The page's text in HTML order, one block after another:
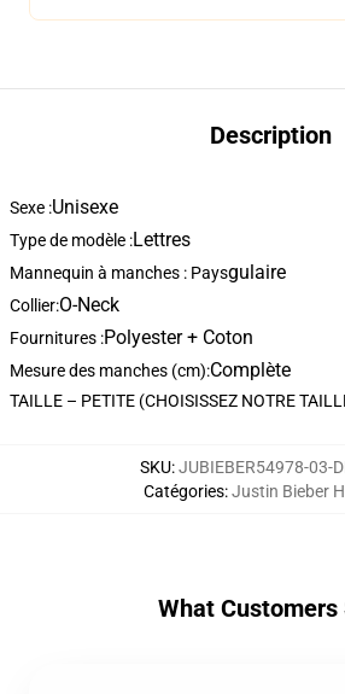
Description
Sexe :Unisexe
Type de modèle :Lettres
Mannequin à manches : Paysgulaire
Collier:O-Neck
Fournitures :Polyester + Coton
Mesure des manches (cm):Complète
TAILLE – PETITE (CHOISISSEZ NOTRE
SKU:JUBIEBER54978-03-
Catégories:Justin Bieber
What Customers